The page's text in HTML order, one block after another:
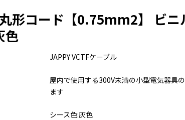
丸形コード【0.75mm2】 ビ
色
JAPPY VCTFケーブル
屋内で使用する300V未満の小型電気器具
ます
シース色:灰色